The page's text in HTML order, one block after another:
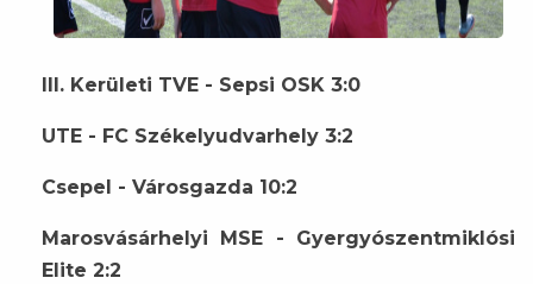
III. Kerületi TVE - Sepsi OSK 3:0
UTE - FC Székelyudvarhely 3:2
Csepel - Városgazda 10:2
Marosvásárhelyi MSE - Gyergyószentmiklósi
Elite 2:2